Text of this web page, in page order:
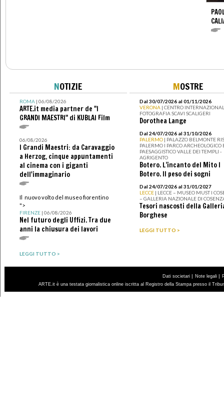
NOTIZIE
ROMA| 06/08/2026
ARTE.it media partner de "I
GRANDI MAESTRI" di KUBLAI Film
06/08/2026
I Grandi Maestri: da Caravaggio
a Herzog, cinque appuntamenti
al cinema con i giganti
dell'immaginario
Il nuovo volto del museo fiorentino
">
FIRENZE| 06/08/2026
Nel futuro degli Uffizi. Tra due
anni la chiusura dei lavori
LEGGI TUTTO >
MOSTRE
Dal 30/07/2026 al 01/11/2026
VERONA | CENTRO
FOTOGRAFIA SCAVI SCALIGERI
Dorothea Lange
Dal 24/07/2026 al 31/10/2026
PALERMO | PALAZZO BELMONTE
PALERMO I PARCO ARCHEOLOGICO
PAESAGGISTICO VALLE DEI TEMPLI -
AGRIGENTO
Botero. L’incanto del Mito I
Botero. Il peso dei sogni
Dal 24/07/2026 al 31/01/2027
LECCE | LECCE – MUSEO MUST I
– GALLERIA NAZIONALE DI
Tesori nascosti della
Borghese
LEGGI TUTTO >
Dati societari | Note legali |
ARTE.it è una testata giornalistica online iscritta al Registro della Stampa presso il